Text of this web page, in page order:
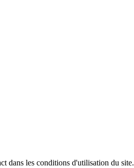
dans les conditions d'utilisation du site.